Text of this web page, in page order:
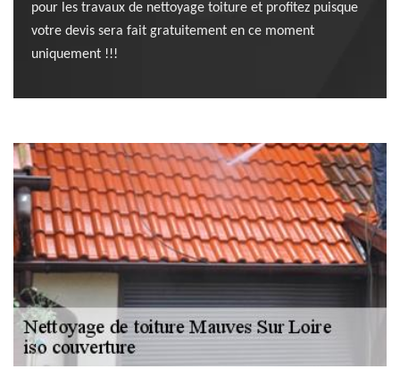
pour les travaux de nettoyage toiture et profitez puisque
votre devis sera fait gratuitement en ce moment
uniquement !!!